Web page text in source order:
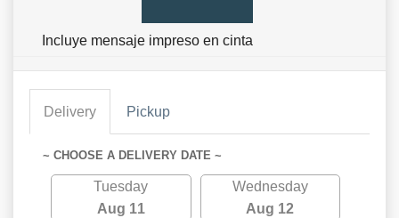
Incluye mensaje impreso en cinta
Delivery Pickup
~ CHOOSE A DELIVERY DATE ~
Tuesday
Aug 11
Wednesday
Aug 12